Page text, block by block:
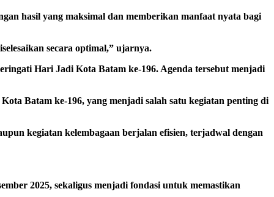
hasil yang maksimal dan memberikan manfaat nyata bagi
secara optimal,” ujarnya.
Hari Jadi Kota Batam ke-196. Agenda tersebut menjadi
Batam ke-196, yang menjadi salah satu kegiatan penting di
kegiatan kelembagaan berjalan efisien, terjadwal dengan
2025, sekaligus menjadi fondasi untuk memastikan